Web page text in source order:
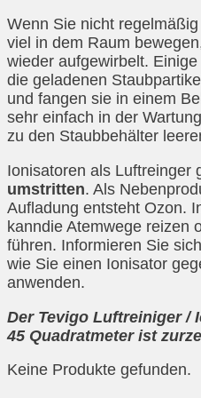
Wenn Sie nicht
viel in dem Raum
wieder aufgewirbelt.
die geladenen
und fangen sie in einem
sehr einfach in der
zu den Staubbehälter
Ionisatoren als Luftreinger
umstritten. Als
Aufladung entsteht Ozon.
kanndie Atemwege reizen
führen. Informieren Sie
wie Sie einen Ionisator
anwenden.
Der Tevigo Luftreiniger /
45 Quadratmeter ist
Keine Produkte gefunden.